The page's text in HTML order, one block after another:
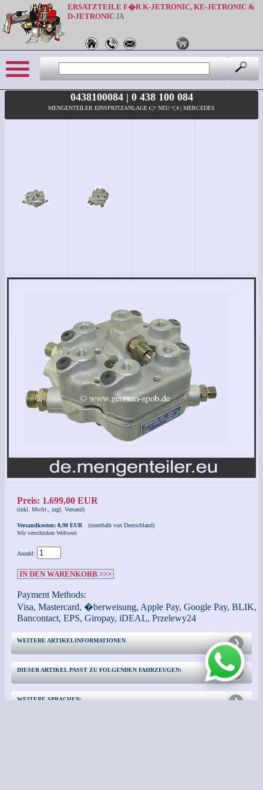
ERSATZTEILE F�R K-JETRONIC, KE-JETRONIC &
D-JETRONIC JA
0438100084 | 0 438 100 084
MENGENTEILER EINSPRITZANLAGE 👉 NEU 👈 | MERCEDES
Preis: 1.699,00 EUR
(inkl. MwSt., zzgl. Versand)
Versandkosten: 8,90 EUR
(innerhalb von Deutschland)
Wir verschicken Weltweit
Anzahl:
IN DEN WARENKORB >>>
Payment Methods:
Visa, Mastercard, �berweisung, Apple Pay, Google Pay, BLIK,
Bancontact, EPS, Giropay, iDEAL, Przelewy24
WEITERE ARTIKELINFORMATIONEN
DIESER ARTIKEL PASST ZU FOLGENDEN FAHRZEUGEN:
WEITERE SPRACHEN: